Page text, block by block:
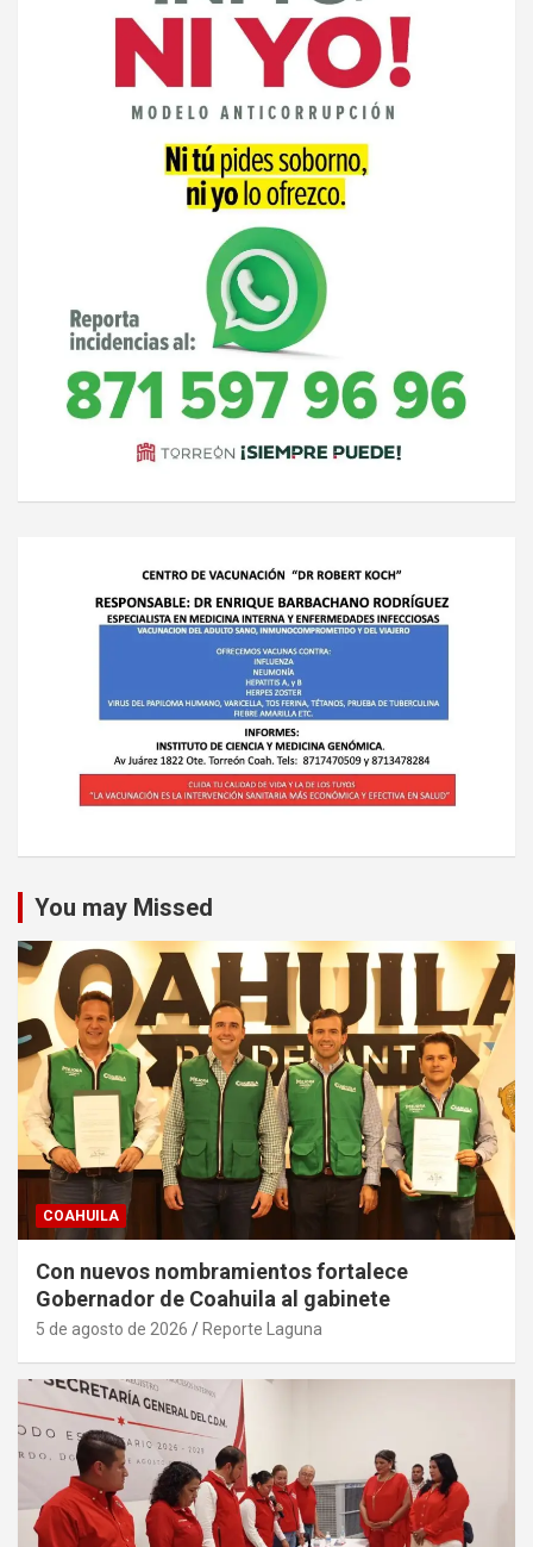
You may Missed
COAHUILA
Con nuevos nombramientos fortalece
Gobernador de Coahuila al gabinete
5 de agosto de 2026 Reporte Laguna